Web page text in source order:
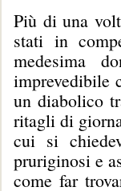
Più di una
stati in
medesima
imprevedibile
un diabolico
ritagli di
cui si
pruriginosi e
come far